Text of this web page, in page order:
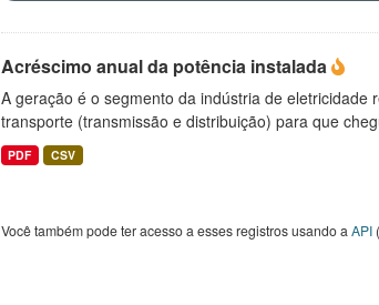
Acréscimo anual da potência instalada
A geração é o segmento da indústria de
transporte (transmissão e distribuição) para que
PDF CSV
Você também pode ter acesso a esses registros usando a API